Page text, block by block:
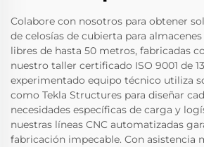
Colabore con nosotros para obtener
de celosías de cubierta para
libres de hasta 50 metros, fabricadas
nuestro taller certificado ISO 9001 de
experimentado equipo técnico utiliza
como Tekla Structures para diseñar
necesidades específicas de carga y
nuestras líneas CNC automatizadas
fabricación impecable. Con asistencia